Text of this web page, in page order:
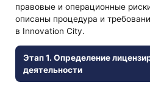
правовые и операционные
описаны процедура и
в Innovation City.
Этап 1. Определение
деятельности